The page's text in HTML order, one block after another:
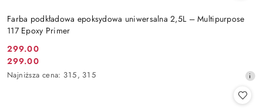
Farba podkładowa epoksydowa uniwersalna 2,5L – Multipurpose
117 Epoxy Primer
Cena
promocyjna:
299.00
Cena
promocyjna:
299.00
Najniższa
Najniższa cena: 315, 315